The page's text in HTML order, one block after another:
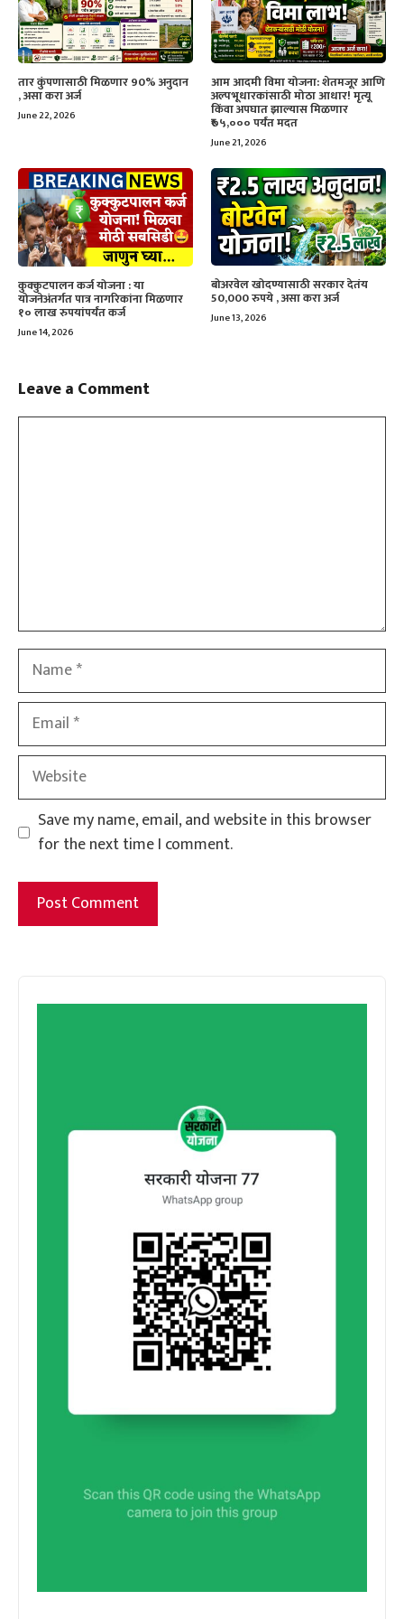
तार कुंपणासाठी मिळणार 90% अनुदान
, असा करा अर्ज
June 22, 2026
आम आदमी विमा योजना: शेतमजूर आणि
अल्पभूधारकांसाठी मोठा आधार! मृत्यू
किंवा अपघात झाल्यास मिळणार
₹७५,००० पर्यंत मदत
June 21, 2026
कुक्कुटपालन कर्ज योजना : या
योजनेअंतर्गत पात्र नागरिकांना मिळणार
१० लाख रुपयांपर्यंत कर्ज
June 14, 2026
बोअरवेल खोदण्यासाठी सरकार देतंय
50,000 रुपये , असा करा अर्ज
June 13, 2026
Leave a Comment
Name
Email
Website
Save my name, email, and website in this browser
for the next time I comment.